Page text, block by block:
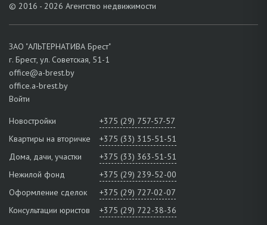
© 2016 - 2026 Агентство недвижимости
ЗАО "АЛЬТЕРНАТИВА Брест"
г. Брест, ул. Советская, 51-1
office@a-brest.by
office.a-brest.by
Войти
Новостройки
+375 (29) 757-57-57
Квартиры на вторичке
+375 (33) 315-51-51
Дома, дачи, участки
+375 (33) 363-51-51
Нежилой фонд
+375 (29) 239-52-00
Оформление сделок
+375 (29) 727-02-07
Консультации юристов
+375 (29) 722-38-36